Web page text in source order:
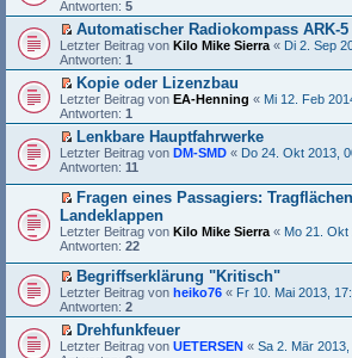
t
r
a
g
B
e
t
r
a
g
e
n
e
r
B
e
i
t
r
a
g
e
e
s
e
n
e
r
B
e
i
t
r
a
g
r
u
n
g
e
e
s
e
n
e
r
e
t
r
a
g
s
e
r
u
n
g
e
e
s
e
n
e
r
B
e
i
r
a
g
Antworten: 5
E
r
s
e
r
u
n
g
e
l
e
s
e
n
r
B
e
i
r
Automatischer Radiokompass ARK-
Letzter Beitrag von Kilo Mike Sierra « Di 2. Sep
Antworten: 1
E
r
s
e
r
u
n
g
e
l
e
s
e
n
e
r
B
e
Kopie oder Lizenzbau
Letzter Beitrag von EA-Henning « Mi 12. Feb
Antworten: 1
E
r
e
r
u
n
g
e
l
e
s
e
n
Lenkbare Hauptfahrwerke
Letzter Beitrag von DM-SMD « Do 24. Okt 2013,
Antworten: 11
E
r
s
t
e
r
u
n
g
e
l
Fragen eines Passagiers:
Landeklappen
Letzter Beitrag von Kilo Mike Sierra « Mo 21. Okt
Antworten: 22
E
r
s
e
Begriffserklärung "Kritisch"
Letzter Beitrag von heiko76 « Fr 10. Mai 2013,
Antworten: 2
E
Drehfunkfeuer
Letzter Beitrag von UETERSEN « Sa 2. Mär